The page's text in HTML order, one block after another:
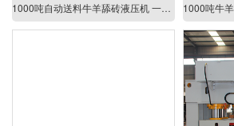
1000吨自动送料牛羊舔砖液压机 一出二盐砖机 粉末成型液压机